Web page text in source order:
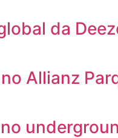
da
Allianz